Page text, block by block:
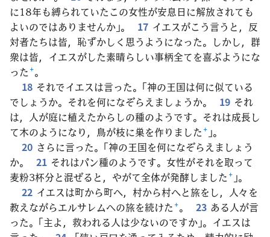
に18年も縛られていたこの女性が安息日に解放されても
よいのではありませんか」。
17 イエスがこう言うと，反
対者たちは皆，恥ずかしく思うようになった。しかし，群
衆は皆，イエスがした素晴らしい事柄全てを喜ぶようにな
った+。
18 それでイエスは言った。「神の王国は何に似ている
でしょうか。それを何になぞらえましょうか。
19 それ
は，人が庭に植えたからしの種のようです。それは成長し
て木のようになり，鳥が枝に巣を作りました+ 」。
20 さらに言った。「神の王国を何になぞらえましょう
か。
21 それはパン種のようです。女性がそれを取って
麦粉3杯分と混ぜると，やがて全体が発酵しました+ 」。
22 イエスは町から町へ，村から村へと旅をし，人々を
教えながらエルサレムへの旅を続けた+。 23 ある人が言
った。「主よ，救われる人は少ないのですか」。イエスは